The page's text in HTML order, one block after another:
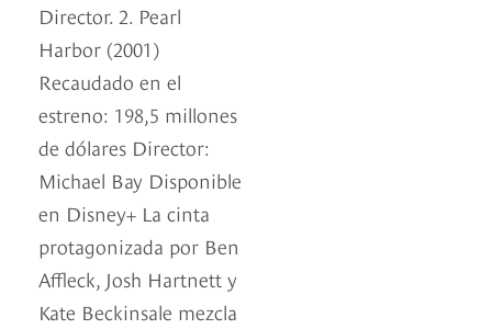
Director. 2. Pearl
Harbor (2001)
Recaudado en el
estreno: 198,5 millones
de dólares Director:
Michael Bay Disponible
en Disney+ La cinta
protagonizada por Ben
Affleck, Josh Hartnett y
Kate Beckinsale mezcla